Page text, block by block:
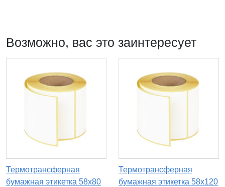
Возможно, вас это заинтересует
Термотрансферная
бумажная этикетка 58х80
Термотрансферная
бумажная этикетка 58х120